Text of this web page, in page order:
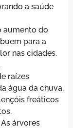
a saúde
aumento do
para a
nas cidades,
raízes
água da chuva,
freáticos
As árvores